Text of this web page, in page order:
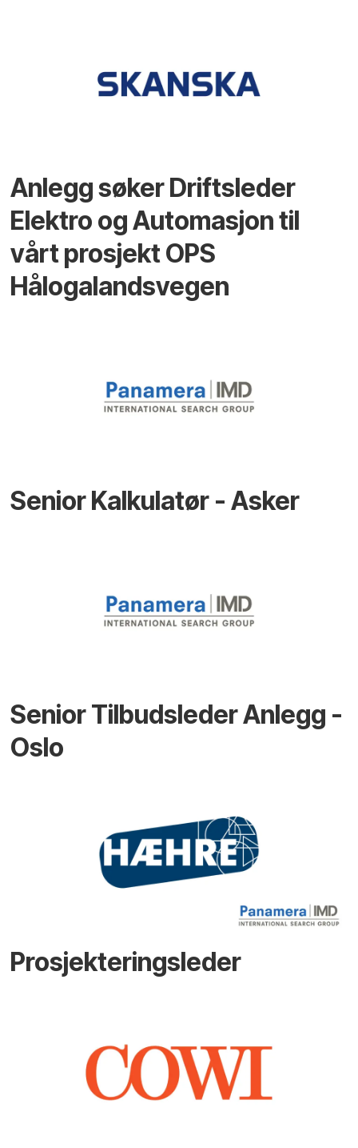
Anlegg søker Driftsleder
Elektro og Automasjon til
vårt prosjekt OPS
Hålogalandsvegen
Senior Kalkulatør - Asker
Senior Tilbudsleder Anlegg -
Oslo
Prosjekteringsleder